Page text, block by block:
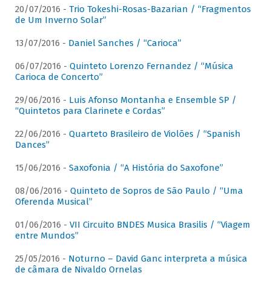
20/07/2016 - Trio Tokeshi-Rosas-Bazarian / “Fragmentos
de Um Inverno Solar”
13/07/2016 - Daniel Sanches / “Carioca”
06/07/2016 - Quinteto Lorenzo Fernandez / “Música
Carioca de Concerto”
29/06/2016 - Luis Afonso Montanha e Ensemble SP /
“Quintetos para Clarinete e Cordas”
22/06/2016 - Quarteto Brasileiro de Violões / “Spanish
Dances”
15/06/2016 - Saxofonia / “A História do Saxofone”
08/06/2016 - Quinteto de Sopros de São Paulo / “Uma
Oferenda Musical”
01/06/2016 - VII Circuito BNDES Musica Brasilis / “Viagem
entre Mundos”
25/05/2016 - Noturno – David Ganc interpreta a música
de câmara de Nivaldo Ornelas